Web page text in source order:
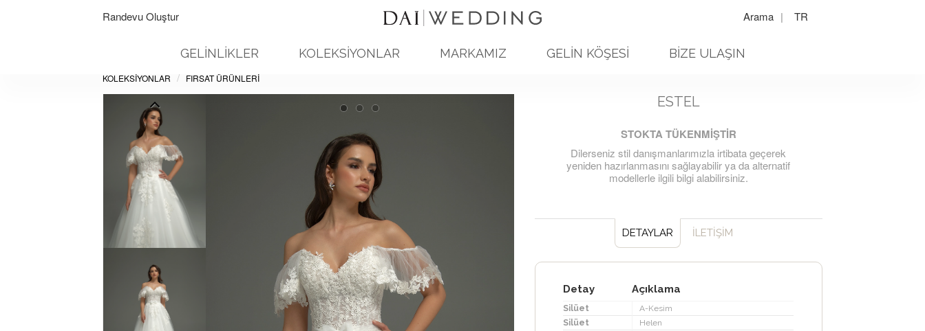
Randevu Oluştur Arama | TR
GELİNLİKLER KOLEKSİYONLAR MARKAMIZ GELİN KÖŞESİ BİZE ULAŞIN
KOLEKSİYONLAR FIRSAT ÜRÜNLERI
ESTEL
STOKTA TÜKENMİŞTİR
Dilerseniz stil danışmanlarımızla irtibata geçerek
yeniden hazırlanmasını sağlayabilir ya da alternatif
modellerle ilgili bilgi alabilirsiniz.
DETAYLAR İLETİŞİM
Detay Açıklama
Silüet
A-Kesim
Silüet
Helen